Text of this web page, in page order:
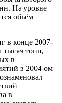
На уровне
объём
в конце 2007-
тысяч тонн,
в
в 2004-ом
в